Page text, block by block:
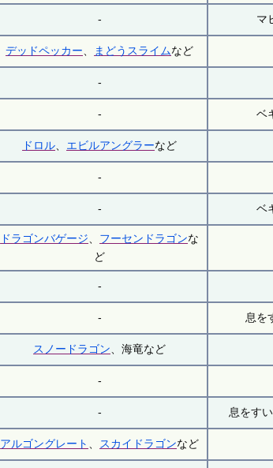
- マ
デッドペッカー、 まどうスライムなど
-
- ベ
ドロル、 エビルアングラーなど
-
- ベ
ドラゴンバゲージ、 フーセンドラゴンな
ど
-
- 息を
スノードラゴン、海竜など
-
- 息をす
アルゴングレート 、 スカイドラゴンなど